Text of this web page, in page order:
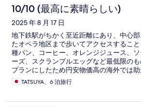
10/10 (最高に素晴らしい)
2025 年 8 月 17 日
地下鉄駅がちかく至近距離にあり、中心
たオペラ地区まで歩いてアクセスするこ
種パン、コーヒー、オレンジジュース、
ーズ、スクランブルエッグなど最低限の
プランにしたため円安物価高の海外では助
TATSUYA、6 泊旅行